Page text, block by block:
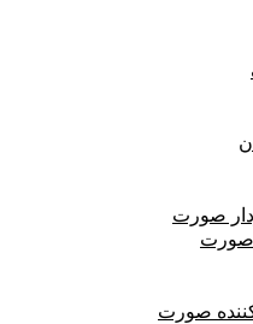
صورت
صورت
صورت